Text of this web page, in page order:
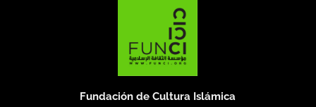
Fundación de Cultura Islámica